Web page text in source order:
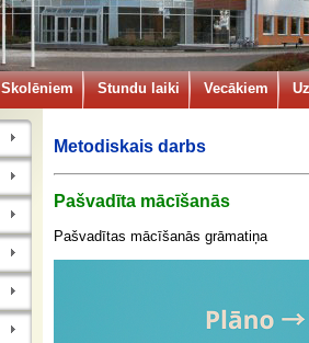
Skolēniem Stundu laiki Vecākiem
Metodiskais darbs
Pašvadīta mācīšanās
Pašvadītas mācīšanās grāmatiņa